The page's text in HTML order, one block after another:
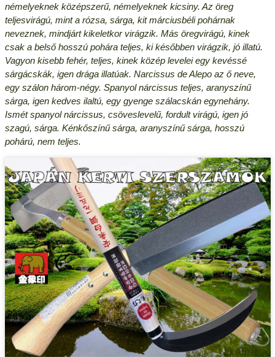
némelyeknek középszerű, némelyeknek kicsiny. Az öreg
teljesvirágú, mint a rózsa, sárga, kit márciusbéli pohárnak
neveznek, mindjárt kikeletkor virágzik. Más öregvirágú, kinek
csak a belső hosszú pohára teljes, ki későbben virágzik, jó illatú.
Vagyon kisebb fehér, teljes, kinek közép levelei egy kevéssé
sárgácskák, igen drága illatúak. Narcissus de Alepo az ő neve,
egy szálon három-négy. Spanyol nárcissus teljes, aranyszínű
sárga, igen kedves ilaltú, egy gyenge szálacskán egynehány.
Ismét spanyol nárcissus, csöveslevelű, fordult virágú, igen jó
szagú, sárga. Kénkőszínű sárga, aranyszínű sárga, hosszú
pohárú, nem teljes.